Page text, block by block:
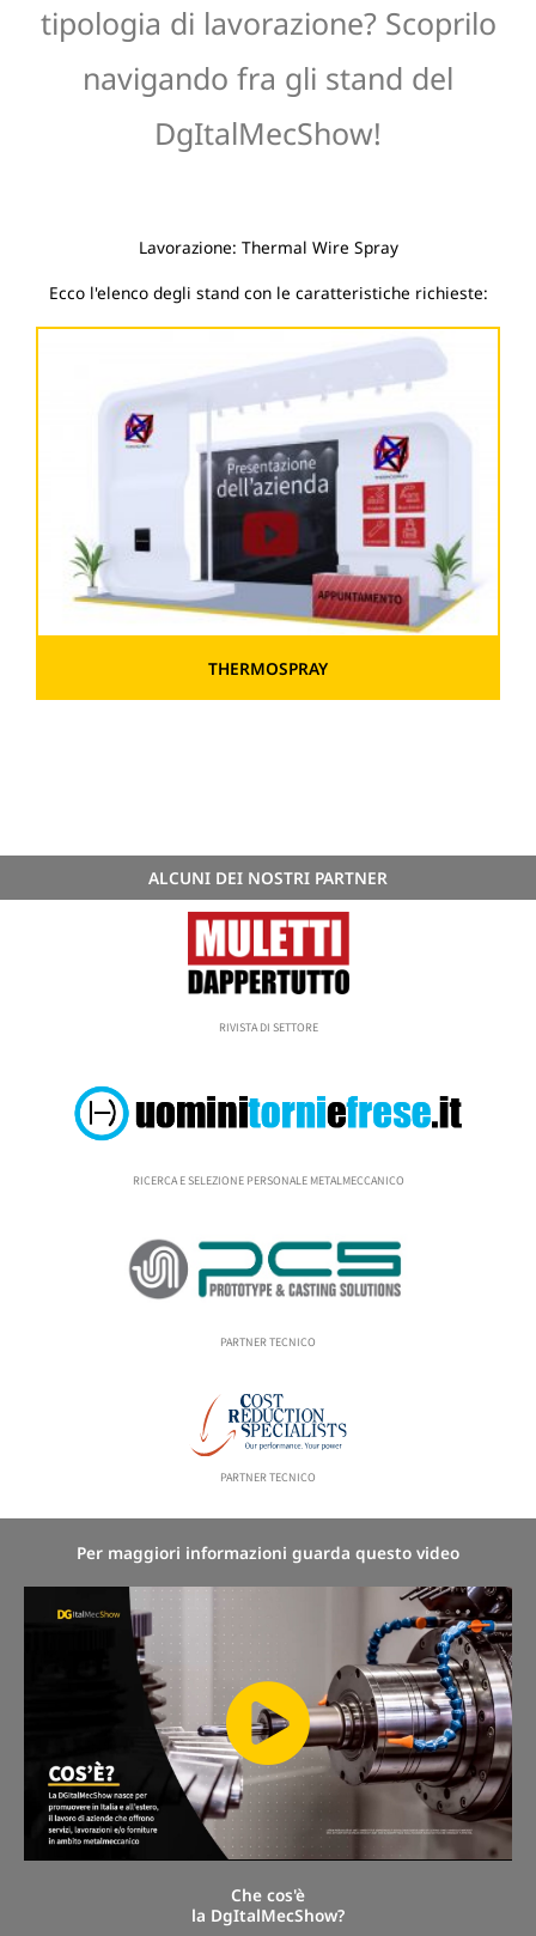
tipologia di lavorazione? Scoprilo
navigando fra gli stand del
DgItalMecShow!
Lavorazione: Thermal Wire Spray
Ecco l'elenco degli stand con le caratteristiche richieste:
THERMOSPRAY
ALCUNI DEI NOSTRI PARTNER
RIVISTA DI SETTORE
RICERCA E SELEZIONE PERSONALE METALMECCANICO
PARTNER TECNICO
PARTNER TECNICO
Per maggiori informazioni guarda questo video
Che cos'è
la DgItalMecShow?